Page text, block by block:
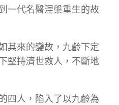
一代名醫涅槃重生的故
其來的變故，九齡下定
堅持濟世救人，不斷地
四人，陷入了以九齡為